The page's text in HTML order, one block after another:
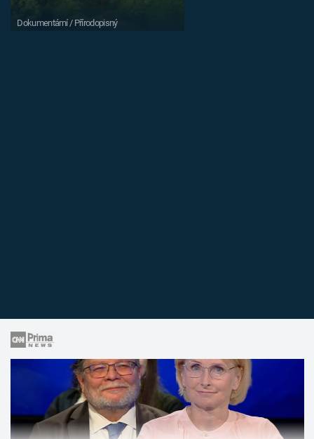
Dokumentární / Přírodopisný